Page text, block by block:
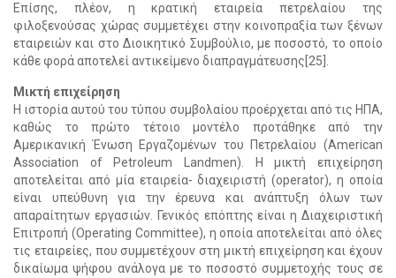
Επίσης, πλέον, η κρατική εταιρεία πετρελαίου της
φιλοξενούσας χώρας συμμετέχει στην κοινοπραξία των ξένων
εταιρειών και στο Διοικητικό Συμβούλιο, με ποσοστό, το οποίο
κάθε φορά αποτελεί αντικείμενο διαπραγμάτευσης[25].
Μικτή επιχείρηση
Η ιστορία αυτού του τύπου συμβολαίου προέρχεται από τις ΗΠΑ,
καθώς το πρώτο τέτοιο μοντέλο προτάθηκε από την
Αμερικανική Ένωση Εργαζομένων του Πετρελαίου (American
Association of Petroleum Landmen). Η μικτή επιχείρηση
αποτελείται από μία εταιρεία- διαχειριστή (operator), η οποία
είναι υπεύθυνη για την έρευνα και ανάπτυξη όλων των
απαραίτητων εργασιών. Γενικός επόπτης είναι η Διαχειριστική
Επιτροπή (Operating Committee), η οποία αποτελείται από όλες
τις εταιρείες, που συμμετέχουν στη μικτή επιχείρηση και έχουν
δικαίωμα ψήφου ανάλογα με το ποσοστό συμμετοχής τους σε